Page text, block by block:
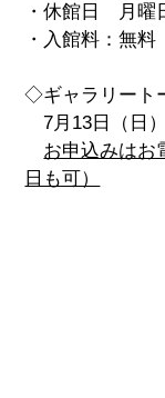
・休館日 月曜
・入館料：無料
◇ギャラリート
7月13日（日
お申込みはお
日も可）